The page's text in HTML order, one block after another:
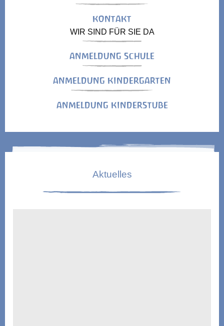
KONTAKT
WIR SIND FÜR SIE DA
ANMELDUNG SCHULE
ANMELDUNG KINDERGARTEN
ANMELDUNG KINDERSTUBE
Aktuelles